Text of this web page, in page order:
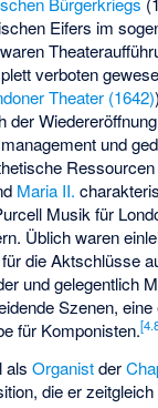
Eifers im
waren
verboten
Theater (1642)
der
und
Maria II.
Musik für
Üblich waren
die Aktschlüsse
und gelegentlich
Szenen, eine
für Komponisten.[
alsOrganistder
die er